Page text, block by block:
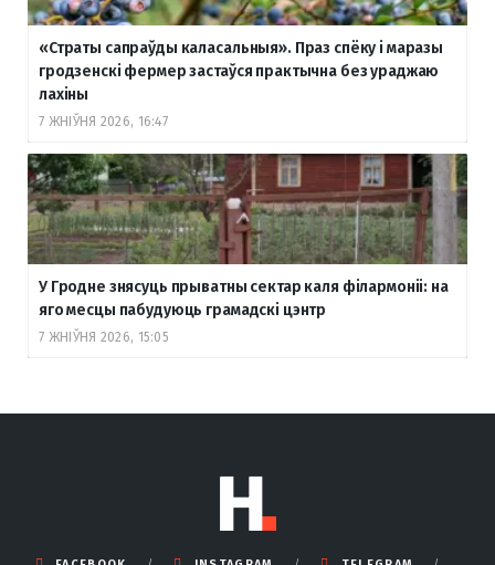
«Страты сапраўды каласальныя». Праз спёку і маразы
гродзенскі фермер застаўся практычна без ураджаю
лахіны
7 ЖНІЎНЯ 2026, 16:47
У Гродне знясуць прыватны сектар каля філармоніі: на
яго месцы пабудуюць грамадскі цэнтр
7 ЖНІЎНЯ 2026, 15:05